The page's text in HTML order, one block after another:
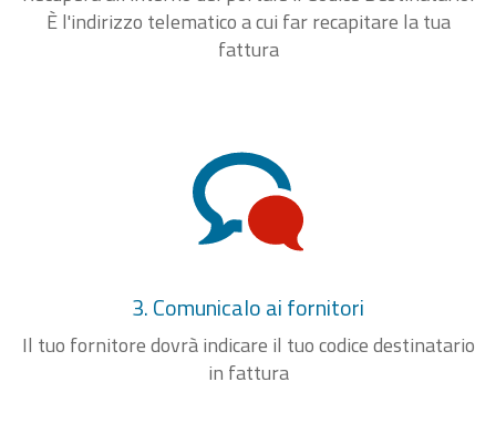
È l'indirizzo telematico a cui far recapitare la tua
fattura
3. Comunicalo ai fornitori
Il tuo fornitore dovrà indicare il tuo codice destinatario
in fattura